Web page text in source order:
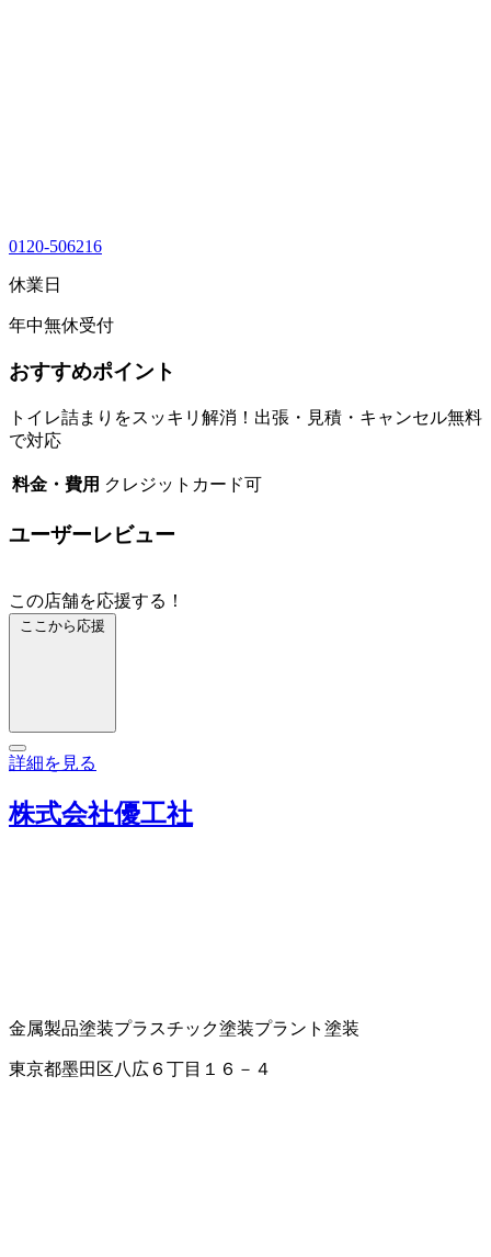
0120-506216
休業日
年中無休受付
おすすめポイント
トイレ詰まりをスッキリ解消！出張・見積・キャンセル無料
で対応
料金・費用 クレジットカード可
ユーザーレビュー
この店舗を応援する！
ここから応援
詳細を見る
株式会社優工社
金属製品塗装プラスチック塗装プラント塗装
東京都墨田区八広６丁目１６－４